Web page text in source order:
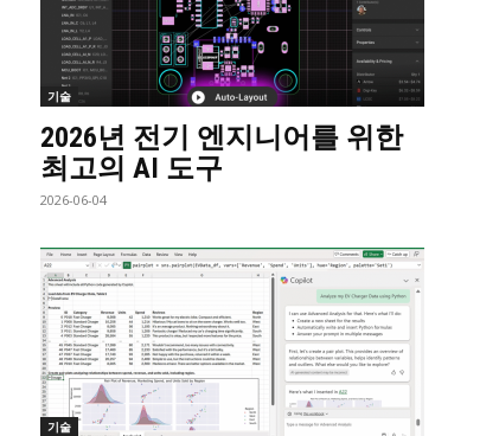
기술
2026년 전기 엔지니어를 위한
최고의 AI 도구
2026-06-04
기술